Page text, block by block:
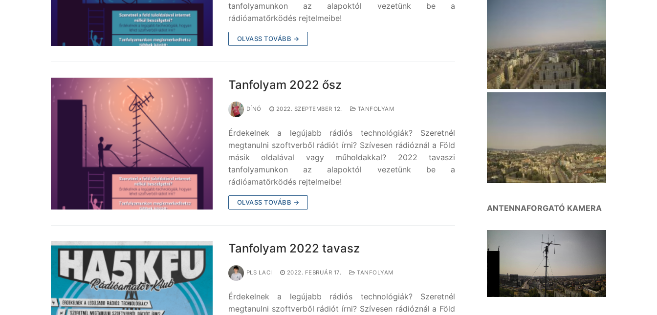
tanfolyamunkon az alapoktól vezetünk be a
rádióamatőrködés rejtelmeibe!
OLVASS TOVÁBB →
Tanfolyam 2022 ősz
DÍNÓ 2022. SZEPTEMBER 12. TANFOLYAM
Érdekelnek a legújabb rádiós technológiák? Szeretnél
megtanulni szoftverből rádiót írni? Szívesen rádióznál a Föld
másik oldalával vagy műholdakkal? 2022 tavaszi
tanfolyamunkon az alapoktól vezetünk be a
rádióamatőrködés rejtelmeibe!
OLVASS TOVÁBB →
Tanfolyam 2022 tavasz
PLS LACI 2022. FEBRUÁR 17. TANFOLYAM
Érdekelnek a legújabb rádiós technológiák? Szeretnél
megtanulni szoftverből rádiót írni? Szívesen rádióznál a Föld
ANTENNAFORGATÓ KAMERA